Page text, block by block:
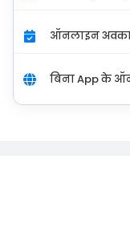
ऑनलाइन
बिना App के